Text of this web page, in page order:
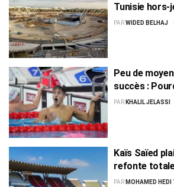
Tunisie hors-
PARWIDED BELHAJ
Peu de
succès :
tunisienne
PAR KHALIL JELASSI
Kaïs Saïed
refonte
PAR MOHAMED HEDI